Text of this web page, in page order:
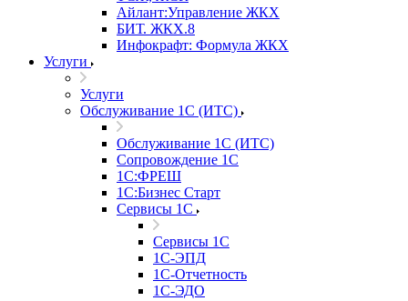
Айлант:Управление ЖКХ
БИТ. ЖКХ.8
Инфокрафт: Формула ЖКХ
Услуги
Услуги
Обслуживание 1С (ИТС)
Обслуживание 1С (ИТС)
Сопровождение 1С
1С:ФРЕШ
1С:Бизнес Старт
Сервисы 1С
Сервисы 1С
1С-ЭПД
1С-Отчетность
1С-ЭДО